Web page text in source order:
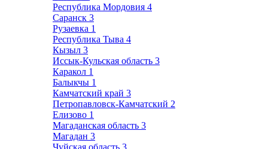
Республика Мордовия 4
Саранск 3
Рузаевка 1
Республика Тыва 4
Кызыл 3
Иссык-Кульская область 3
Каракол 1
Балыкчы 1
Камчатский край 3
Петропавловск-Камчатский 2
Елизово 1
Магаданская область 3
Магадан 3
Чуйская область 3